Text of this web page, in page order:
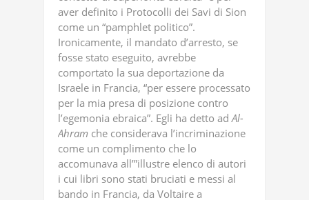
aver definito i Protocolli dei Savi di Sion
come un “pamphlet politico”.
Ironicamente, il mandato d’arresto, se
fosse stato eseguito, avrebbe
comportato la sua deportazione da
Israele in Francia, “per essere processato
per la mia presa di posizione contro
l’egemonia ebraica”. Egli ha detto adAl-
Ahram che considerava l’incriminazione
come un complimento che lo
accomunava all’”illustre elenco di autori
i cui libri sono stati bruciati e messi al
bando in Francia, da Voltaire a